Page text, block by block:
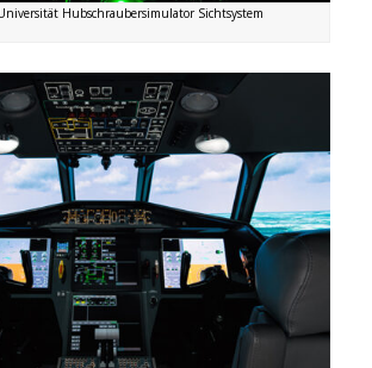
Hubschraubersimulator Sichtsystem